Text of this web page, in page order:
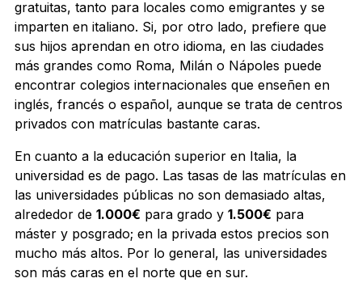
gratuitas, tanto para locales como emigrantes y se
imparten en italiano. Si, por otro lado, prefiere que
sus hijos aprendan en otro idioma, en las ciudades
más grandes como Roma, Milán o Nápoles puede
encontrar colegios internacionales que enseñen en
inglés, francés o español, aunque se trata de centros
privados con matrículas bastante caras.
En cuanto a la educación superior en Italia, la
universidad es de pago. Las tasas de las matrículas en
las universidades públicas no son demasiado altas,
alrededor de 1.000€ para grado y 1.500€ para
máster y posgrado; en la privada estos precios son
mucho más altos. Por lo general, las universidades
son más caras en el norte que en sur.